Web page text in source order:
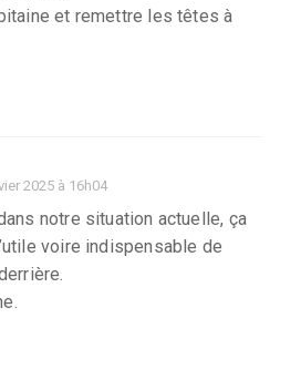
et remettre les têtes à
2025 à 16h04
notre situation actuelle, ça
voire indispensable de